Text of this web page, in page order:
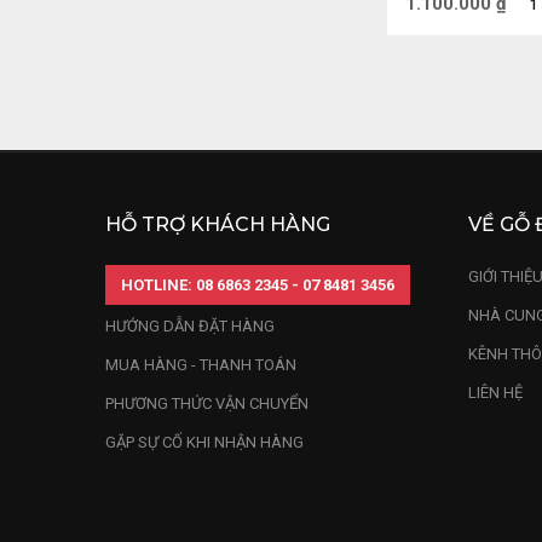
Xưa nay,
bằng máy
hạnh phúc
Một vài loại
Trên thị
1
HỖ TRỢ KHÁCH HÀNG
HOTLINE: 08 6863 2345 - 07 8481 3456
HƯỚNG DẪN ĐẶT HÀNG
MUA HÀNG - THANH TOÁN
PHƯƠNG THỨC VẬN CHUYỂN
GẶP SỰ CỐ KHI NHẬN HÀNG
VỀ GỖ
GIỚI THIỆU
NHÀ
KÊNH
LIÊN HỆ